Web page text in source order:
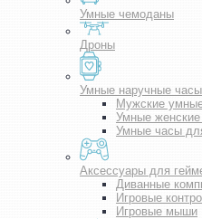
Умные чемоданы
Дроны
Умные наручные часы
Мужские
Умные
Умные часы
Аксессуары для
Диванные
Игровые
Игровые мыши